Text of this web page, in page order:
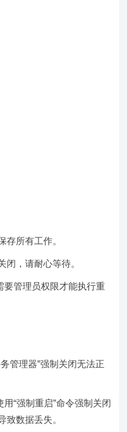
存所有工作。
闭，请耐心等待。
要管理员权限才能执行重
管理器”强制关闭无法正
“强制重启”命令强制关闭
致数据丢失。